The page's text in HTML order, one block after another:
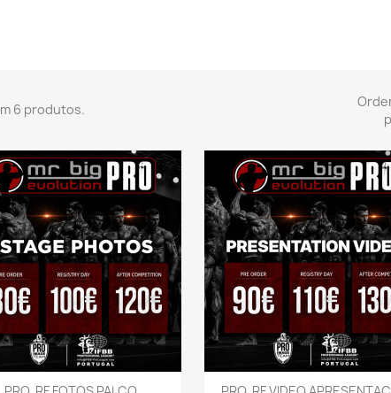
6 produtos.